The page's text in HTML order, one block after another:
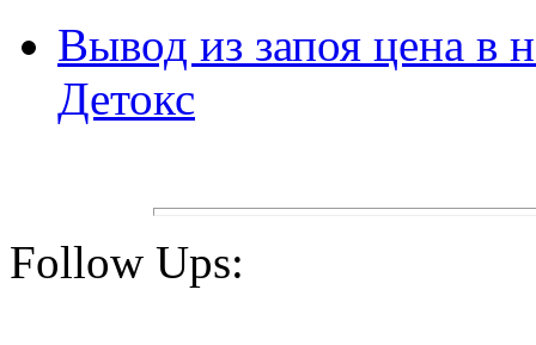
Вывод из запоя цена в
Детокс
Follow Ups: